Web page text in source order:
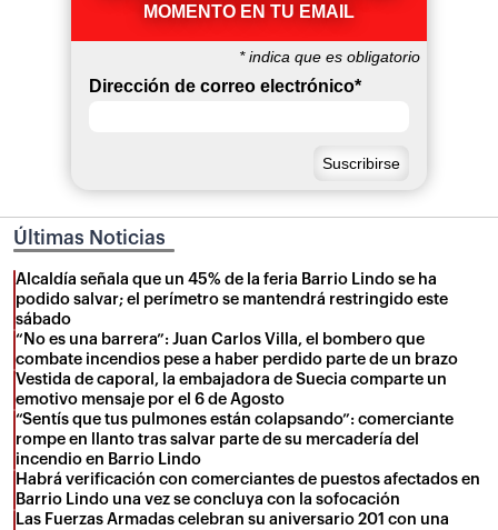
MOMENTO EN TU EMAIL
*indica que es obligatorio
Dirección de correo electrónico*
Últimas Noticias
Alcaldía señala que un 45% de la feria Barrio Lindo se ha
podido salvar; el perímetro se mantendrá restringido este
sábado
“No es una barrera”: Juan Carlos Villa, el bombero que
combate incendios pese a haber perdido parte de un brazo
Vestida de caporal, la embajadora de Suecia comparte un
emotivo mensaje por el 6 de Agosto
“Sentís que tus pulmones están colapsando”: comerciante
rompe en llanto tras salvar parte de su mercadería del
incendio en Barrio Lindo
Habrá verificación con comerciantes de puestos afectados en
Barrio Lindo una vez se concluya con la sofocación
Las Fuerzas Armadas celebran su aniversario 201 con una